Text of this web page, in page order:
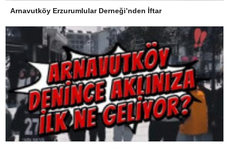
Arnavutköy Erzurumlular Derneği’nden İftar